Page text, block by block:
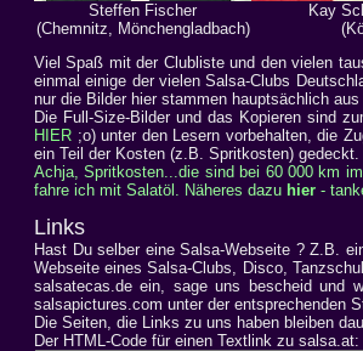
Steffen Fischer
(Chemnitz, Mönchengladbach)
Kay
Viel Spaß mit der Clubliste und den vielen
einmal einige der vielen Salsa-Clubs
nur die Bilder hier stammen hauptsächlich
Die Full-Size-Bilder und das Kopieren sind
HIER ;o) unter den Lesern vorbehalten, die
ein Teil der Kosten (z.B. Spritkosten) gedeckt.
Achja, Spritkosten...die sind bei 60 000 km
fahre ich mit Salatöl. Näheres dazu hier -
Links
Hast Du selber eine Salsa-Webseite ? Z.B.
Webseite eines Salsa-Clubs, Disco,
salsatecas.de ein, sage uns bescheid und
salsapictures.com unter der entsprechenden
Die Seiten, die Links zu uns haben bleiben
Der HTML-Code für einen Textlink zu salsa.at: